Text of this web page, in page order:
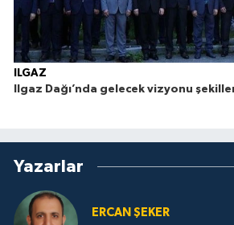
ILGAZ
Ilgaz Dağı’nda gelecek vizyonu
Yazarlar
ERCAN ŞEKER